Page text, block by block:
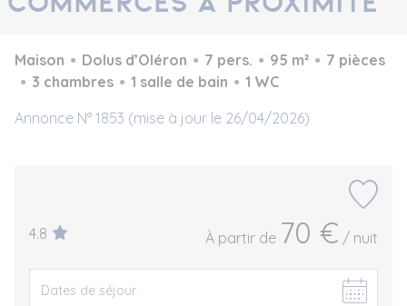
Maison Dolus d’Oléron 7 pers. 95 m²
7 pièces
3 chambres
1 salle de bain
1 WC
Annonce N° 1853 (mise à jour le 26/04/2026)
4.8 À partir de 70 € / nuit